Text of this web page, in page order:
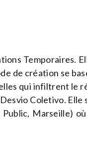
Temporaires.
de création se
qui infiltrent le
Coletivo. Elle
Public, Marseille)